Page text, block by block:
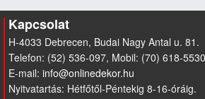
Kapcsolat
H-4033 Debrecen, Budai Nagy Antal u. 81.
Telefon: (52) 536-097, Mobil: (70) 618-5530
E-mail:
Nyitvatartás: Hétfőtől-Péntekig 8-16-óráig.